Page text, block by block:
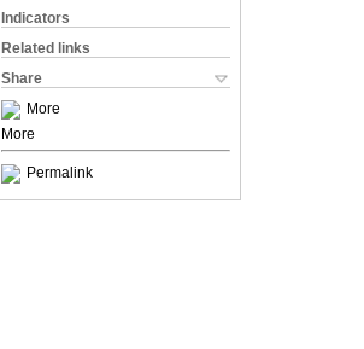
Indicators
Related links
Share
More
More
Permalink